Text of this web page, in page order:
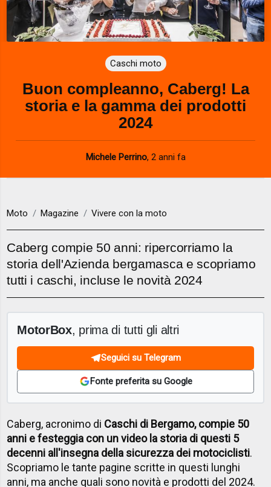
Caschi moto
Buon compleanno, Caberg! La
storia e la gamma dei prodotti
2024
Michele Perrino, 2 anni fa
Moto Magazine Vivere con la moto
Caberg compie 50 anni: ripercorriamo la
storia dell'Azienda bergamasca e scopriamo
tutti i caschi, incluse le novità 2024
MotorBox, prima di tutti gli altri
Seguici su Telegram
Fonte preferita su Google
Caberg, acronimo di Caschi di Bergamo, compie 50
anni e festeggia con un video la storia di questi 5
decenni all'insegna della sicurezza dei motociclisti.
Scopriamo le tante pagine scritte in questi lunghi
anni, ma anche quali sono novità e prodotti del 2024.